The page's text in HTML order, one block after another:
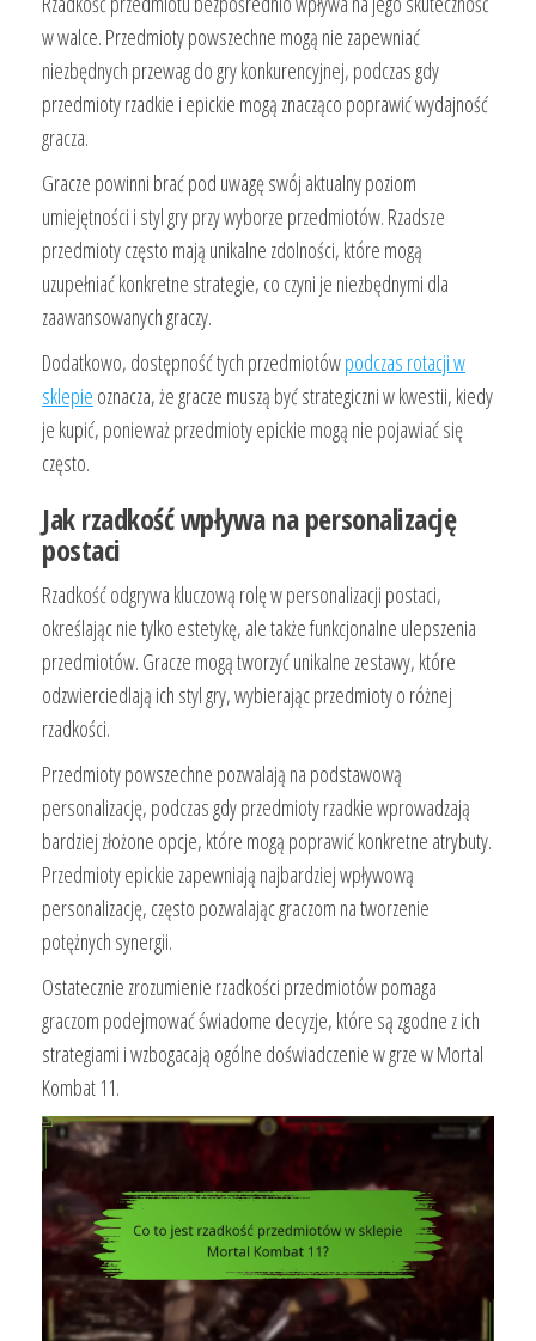
w walce. Przedmioty powszechne mogą nie zapewniać
niezbędnych przewag do gry konkurencyjnej, podczas gdy
przedmioty rzadkie i epickie mogą znacząco poprawić wydajność
gracza.
Gracze powinni brać pod uwagę swój aktualny poziom
umiejętności i styl gry przy wyborze przedmiotów. Rzadsze
przedmioty często mają unikalne zdolności, które mogą
uzupełniać konkretne strategie, co czyni je niezbędnymi dla
zaawansowanych graczy.
Dodatkowo, dostępność tych przedmiotówpodczas rotacji w
sklepie oznacza, że gracze muszą być strategiczni w kwestii, kiedy
je kupić, ponieważ przedmioty epickie mogą nie pojawiać się
często.
Jak rzadkość wpływa na personalizację
postaci
Rzadkość odgrywa kluczową rolę w personalizacji postaci,
określając nie tylko estetykę, ale także funkcjonalne ulepszenia
przedmiotów. Gracze mogą tworzyć unikalne zestawy, które
odzwierciedlają ich styl gry, wybierając przedmioty o różnej
rzadkości.
Przedmioty powszechne pozwalają na podstawową
personalizację, podczas gdy przedmioty rzadkie wprowadzają
bardziej złożone opcje, które mogą poprawić konkretne atrybuty.
Przedmioty epickie zapewniają najbardziej wpływową
personalizację, często pozwalając graczom na tworzenie
potężnych synergii.
Ostatecznie zrozumienie rzadkości przedmiotów pomaga
graczom podejmować świadome decyzje, które są zgodne z ich
strategiami i wzbogacają ogólne doświadczenie w grze w Mortal
Kombat 11.